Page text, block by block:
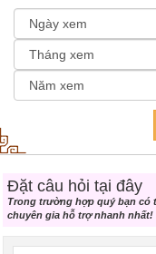
Đặt câu hỏi tại đây
Trong trường hợp quý bạn có
chuyên gia hỗ trợ nhanh nhất!